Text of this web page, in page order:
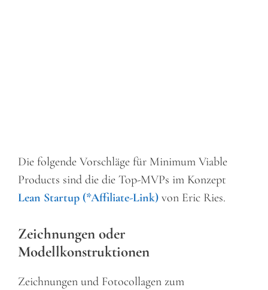
Die folgende Vorschläge für Minimum Viable
Products sind die die Top-MVPs im Konzept
Lean Startup (*Affiliate-Link) von Eric Ries.
Zeichnungen oder
Modellkonstruktionen
Zeichnungen und Fotocollagen zum